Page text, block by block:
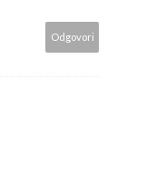
Odgovori